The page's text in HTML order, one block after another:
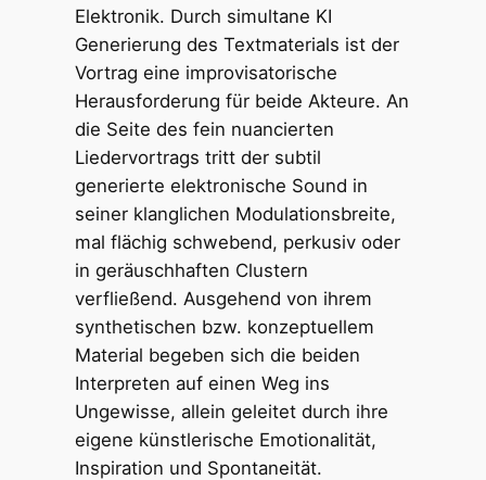
Elektronik. Durch simultane KI
Generierung des Textmaterials ist der
Vortrag eine improvisatorische
Herausforderung für beide Akteure. An
die Seite des fein nuancierten
Liedervortrags tritt der subtil
generierte elektronische Sound in
seiner klanglichen Modulationsbreite,
mal flächig schwebend, perkusiv oder
in geräuschhaften Clustern
verfließend. Ausgehend von ihrem
synthetischen bzw. konzeptuellem
Material begeben sich die beiden
Interpreten auf einen Weg ins
Ungewisse, allein geleitet durch ihre
eigene künstlerische Emotionalität,
Inspiration und Spontaneität.